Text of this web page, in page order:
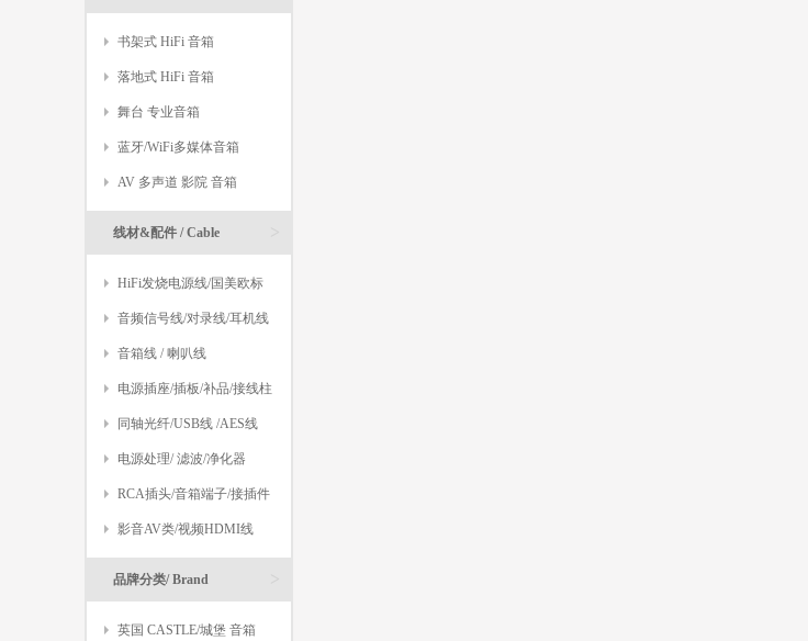
书架式 HiFi 音箱
落地式 HiFi 音箱
舞台 专业音箱
蓝牙/WiFi多媒体音箱
AV 多声道 影院 音箱
线材&配件 / Cable
HiFi发烧电源线/国美欧标
音频信号线/对录线/耳机线
音箱线 / 喇叭线
电源插座/插板/补品/接线柱
同轴光纤/USB线 /AES线
电源处理/ 滤波/净化器
RCA插头/音箱端子/接插件
影音AV类/视频HDMI线
品牌分类/ Brand
英国 CASTLE/城堡 音箱